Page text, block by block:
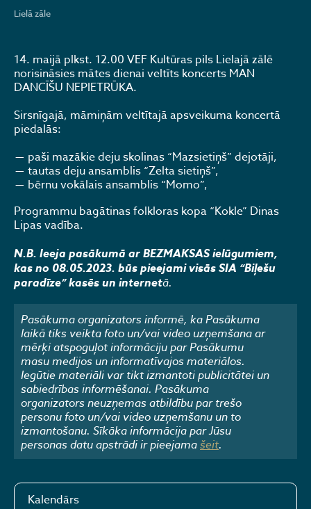
Lielā zāle
14. maijā plkst. 12.00 VEF Kultūras pils Lielajā zālē
norisināsies mātes dienai veltīts koncerts MAN
DANCĪŠU NEPIETRŪKA.
Sirsnīgajā, māmiņām veltītajā apsveikuma koncertā
piedalās:
paši mazākie deju skolinas “Mazsietiņš” dejotāji,
tautas deju ansamblis “Zelta sietiņš”,
bērnu vokālais ansamblis “Momo”,
Programmu bagātinas folkloras kopa “Kokle” Dinas
Lipas vadība.
N.B. Ieeja pasākumā ar BEZMAKSAS ielūgumiem,
kas no 08.05.2023. būs pieejami visās SIA “Biļešu
paradīze” kasēs un internetā.
Pasākuma organizators informē, ka Pasākuma
laikā tiks veikta foto un/vai video uzņemšana ar
mērķi atspoguļot informāciju par Pasākumu
masu medijos un informatīvajos materiālos.
Iegūtie materiāli var tikt izmantoti publicitātei un
sabiedrības informēšanai. Pasākuma
organizators neuzņemas atbildību par trešo
personu foto un/vai video uzņemšanu un to
izmantošanu. Sīkāka informācija par Jūsu
personas datu apstrādi ir pieejamašeit.
Kalendārs